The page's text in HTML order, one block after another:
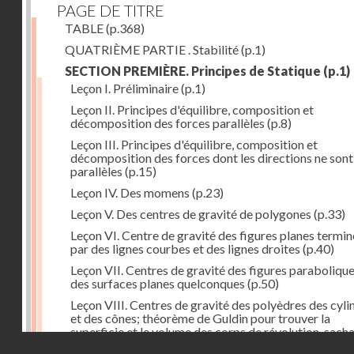
PAGE DE TITRE
TABLE(p.368)
QUATRIÈME PARTIE . Stabilité(p.1)
SECTION PREMIÈRE. Principes de Statique (p.1)
Leçon I. Préliminaire(p.1)
Leçon II. Principes d'équilibre, composition et
décomposition des forces parallèles (p.8)
Leçon III. Principes d'équilibre, composition et
décomposition des forces dont les directions ne
parallèles (p.15)
Leçon IV. Des momens (p.23)
Leçon V. Des centres de gravité de polygones (p.33)
Leçon VI. Centre de gravité des figures planes
par des lignes courbes et des lignes droites (p.40)
Leçon VII. Centres de gravité des figures
des surfaces planes quelconques (p.50)
Leçon VIII. Centres de gravité des polyèdres des
et des cônes; théorème de Guldin pour trouver la
superficie et le volume des corps de révolution,